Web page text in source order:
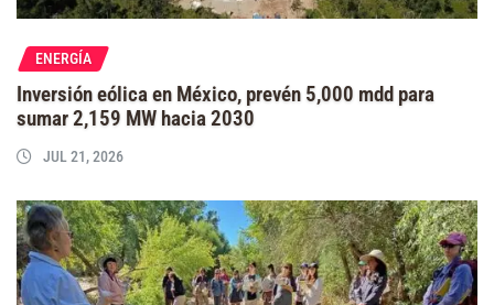
ENERGÍA
Inversión eólica en México, prevén 5,000 mdd para
sumar 2,159 MW hacia 2030
JUL 21, 2026